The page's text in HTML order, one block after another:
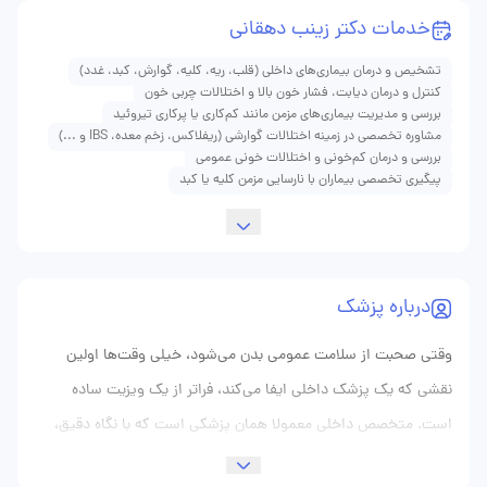
خدمات دکتر زینب دهقانی
تشخیص و درمان بیماری‌های داخلی (قلب، ریه، کلیه، گوارش، کبد، غدد)
کنترل و درمان دیابت، فشار خون بالا و اختلالات چربی خون
بررسی و مدیریت بیماری‌های مزمن مانند کم‌کاری یا پرکاری تیروئید
مشاوره تخصصی در زمینه اختلالات گوارشی (ریفلاکس، زخم معده، IBS و ...)
بررسی و درمان کم‌خونی و اختلالات خونی عمومی
پیگیری تخصصی بیماران با نارسایی مزمن کلیه یا کبد
درباره پزشک
وقتی صحبت از سلامت عمومی بدن می‌شود، خیلی وقت‌ها اولین
نقشی که یک پزشک داخلی ایفا می‌کند، فراتر از یک ویزیت ساده
است. متخصص داخلی معمولا همان پزشکی است که با نگاه دقیق،
صبورانه و همه‌جانبه، نشانه‌هایی را کنار هم می‌گذارد که شاید برای